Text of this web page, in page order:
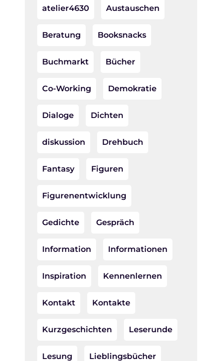
atelier4630 Austauschen
Beratung Booksnacks
Buchmarkt Bücher
Co-Working Demokratie
Dialoge Dichten
diskussion Drehbuch
Fantasy Figuren
Figurenentwicklung
Gedichte Gespräch
Information Informationen
Inspiration Kennenlernen
Kontakt Kontakte
Kurzgeschichten Leserunde
Lesung Lieblingsbücher